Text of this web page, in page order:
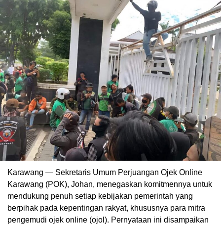
Karawang — Sekretaris Umum Perjuangan Ojek Online
Karawang (POK), Johan, menegaskan komitmennya untuk
mendukung penuh setiap kebijakan pemerintah yang
berpihak pada kepentingan rakyat, khususnya para mitra
pengemudi ojek online (ojol). Pernyataan ini disampaikan